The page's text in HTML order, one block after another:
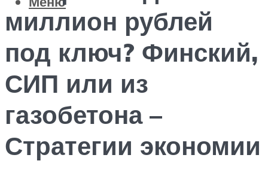
миллион рублей
под ключ? Финский,
СИП или из
газобетона –
Стратегии экономии